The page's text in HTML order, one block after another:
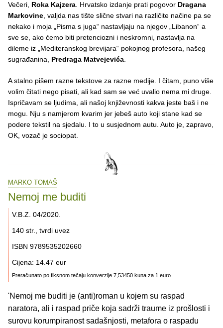
Večeri, Roka Kajzera. Hrvatsko izdanje prati pogovor Dragana
Markovine, valjda nas tište slične stvari na različite načine pa se
nekako i moja „Pisma s juga“ nastavljaju na njegov „Libanon“ a
sve se, ako ćemo biti pretenciozni i neskromni, nastavlja na
dileme iz „Mediteranskog brevijara“ pokojnog profesora, našeg
sugrađanina, Predraga Matvejevića.
A stalno pišem razne tekstove za razne medije. I čitam, puno više
volim čitati nego pisati, ali kad sam se već uvalio nema mi druge.
Ispričavam se ljudima, ali našoj književnosti kakva jeste baš i ne
mogu. Nju s namjerom kvarim jer jebeš auto koji stane kad se
podere tekstil na sjedalu. I to u susjednom autu. Auto je, zapravo,
OK, vozač je sociopat.
MARKO TOMAŠ
Nemoj me buditi
V.B.Z. 04/2020.
140 str., tvrdi uvez
ISBN 9789535202660
Cijena: 14.47 eur
Preračunato po fiksnom tečaju konverzije 7,53450 kuna za 1 euro
'Nemoj me buditi je (anti)roman u kojem su raspad
naratora, ali i raspad priče koja sadrži traume iz prošlosti i
surovu korumpiranost sadašnjosti, metafora o raspadu